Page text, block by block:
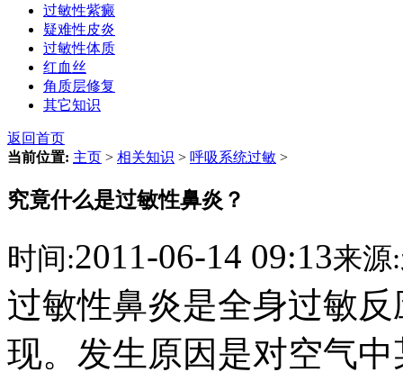
过敏性紫癜
疑难性皮炎
过敏性体质
红血丝
角质层修复
其它知识
返回首页
当前位置: 主页 > 相关知识 > 呼吸系统过敏 >
究竟什么是过敏性鼻炎？
时间:2011-06-14 09:13来源:
过敏性鼻炎是全身过敏
现。发生原因是对空气